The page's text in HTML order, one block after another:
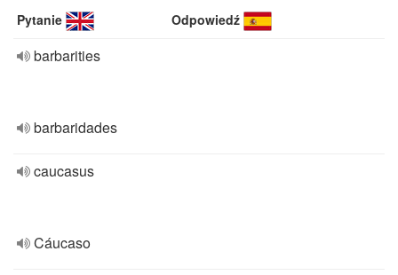
Pytanie Odpowiedź
barbarities
barbaridades
caucasus
Cáucaso